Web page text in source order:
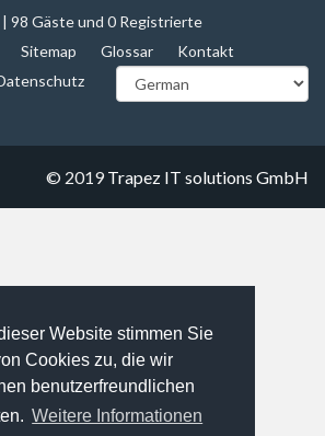
Website stimmen Sie
Cookies zu, die wir
benutzerfreundlichen
Weitere Informationen
98 Gäste und 0 Registrierte
Sitemap Glossar
Kontakt
© 2019Trapez IT solutions GmbH